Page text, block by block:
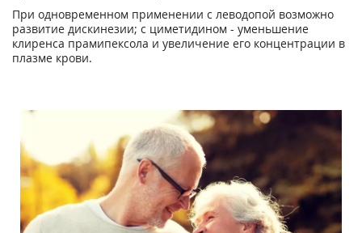
При одновременном применении с леводопой возможно
развитие дискинезии; с циметидином - уменьшение
клиренса прамипексола и увеличение его концентрации в
плазме крови.